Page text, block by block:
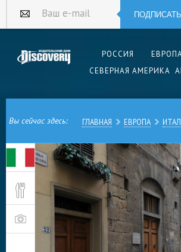
Ваш e-mail
РОССИЯ
СЕВЕРНАЯ АМЕРИКА
Вы сейчас здесь: ГЛАВНАЯ ЕВРОПА
Красивых городов на этой
среди всех особенной,
верится, что ее
невероятно прекрасно в
Это, в общем-то,
экспертов, начался